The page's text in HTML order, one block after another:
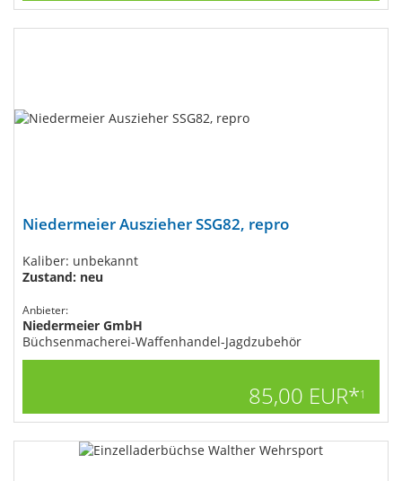
Niedermeier Auszieher SSG82, repro
Kaliber: unbekannt
Zustand: neu
Anbieter:
Niedermeier GmbH
Büchsenmacherei-Waffenhandel-Jagdzubehör
85,00 EUR*1